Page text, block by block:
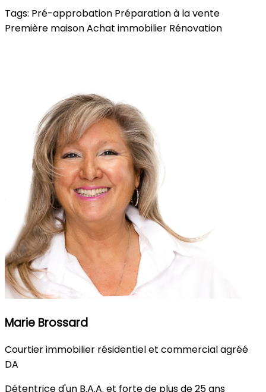
Tags: Pré-approbation Préparation à la vente
Première maisonAchat immobilier Rénovation
Marie Brossard
Courtier immobilier résidentiel et commercial agréé
DA
Détentrice d'un B.A.A. et forte de plus de 25 ans